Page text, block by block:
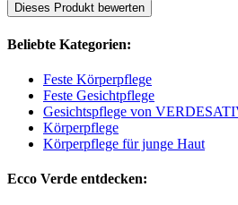
Dieses Produkt bewerten
Beliebte Kategorien:
Feste Körperpflege
Feste Gesichtpflege
Gesichtspflege von
Körperpflege
Körperpflege für junge Haut
Ecco Verde entdecken: